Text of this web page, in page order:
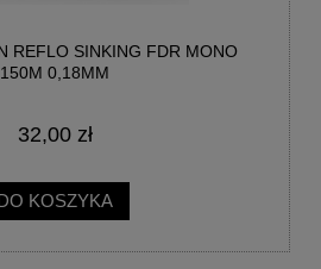
REFLO SINKING FDR MONO
150M 0,18MM
32,00 zł
KOSZYKA